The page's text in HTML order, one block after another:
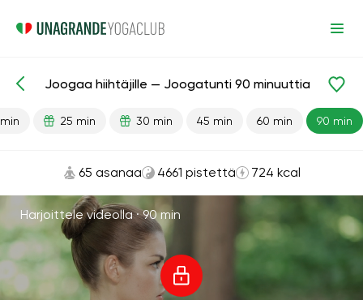
Valmiit oppitunnit Urheilu
Joogaa hiihtäjille — Joogatunti 90 minuuttia
25 min 30 min 45 min 60 min 90 min
65 asanaa 4661 pistettä 724 kcal
Harjoittele videolla ·90 min